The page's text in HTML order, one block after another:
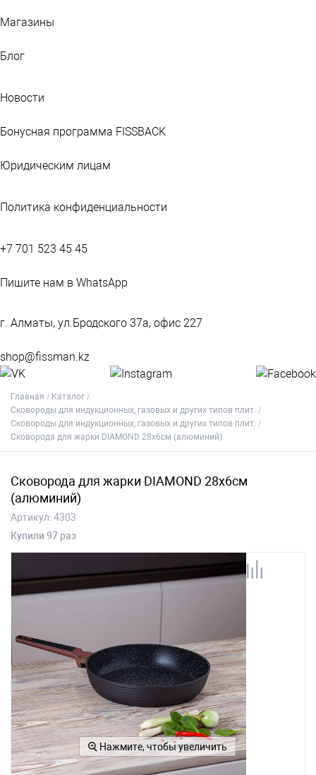
Магазины
Блог
Новости
Бонусная программа FISSBACK
Юридическим лицам
Политика конфиденциальности
+7 701 523 45 45
Пишите нам в WhatsApp
г. Алматы, ул.Бродского 37а, офис 227
shop@fissman.kz
Главная
Каталог
Сковороды для индукционных, газовых и других типов плит.
Сковороды для индукционных, газовых и других типов плит.
Сковорода для жарки DIAMOND 28x6см (алюминий)
Сковорода для жарки DIAMOND 28x6см
(алюминий)
Артикул:4303
Купили 97 раз
Нажмите, чтобы увеличить